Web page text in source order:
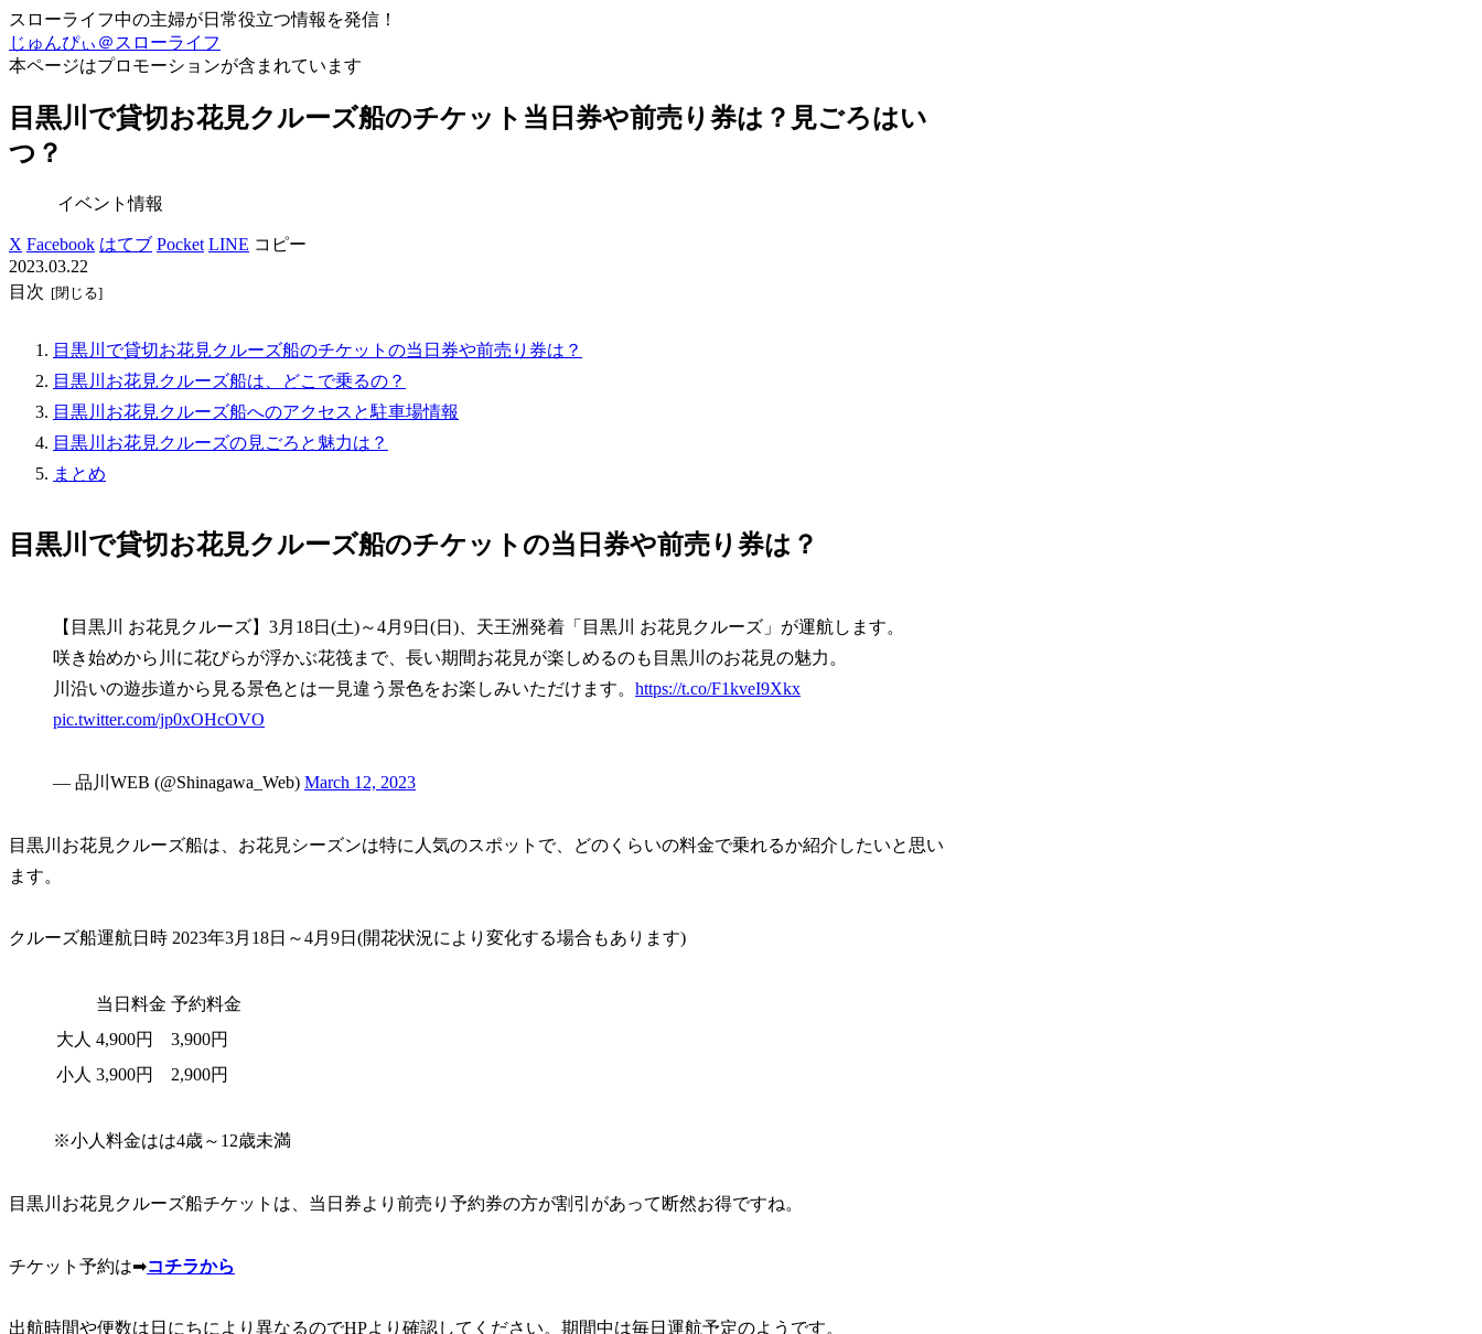
スローライフ中の主婦が日常役立つ情報を発信！
じゅんぴぃ＠スローライフ
本ページはプロモーションが含まれています
目黒川で貸切お花見クルーズ船のチケット当日券や前売り券は？見ごろはい
つ？
イベント情報
X Facebook はてブ Pocket LINE コピー
2023.03.22
目次
目黒川で貸切お花見クルーズ船のチケットの当日券や前売り券は？
目黒川お花見クルーズ船は、どこで乗るの？
目黒川お花見クルーズ船へのアクセスと駐車場情報
目黒川お花見クルーズの見ごろと魅力は？
まとめ
目黒川で貸切お花見クルーズ船のチケットの当日券や前売り券は？
【目黒川 お花見クルーズ】3月18日(土)～4月9日(日)、天王洲発着「目黒川 お花見クルーズ」が運航します。
咲き始めから川に花びらが浮かぶ花筏まで、長い期間お花見が楽しめるのも目黒川のお花見の魅力。
川沿いの遊歩道から見る景色とは一見違う景色をお楽しみいただけます。 https://t.co/F1kveI9Xkx
pic.twitter.com/jp0xOHcOVO
— 品川WEB (@Shinagawa_Web) March 12, 2023
目黒川お花見クルーズ船は、お花見シーズンは特に人気のスポットで、どのくらいの料金で乗れるか紹介したいと思い
ます。
クルーズ船運航日時 2023年3月18日～4月9日(開花状況により変化する場合もあります)
当日料金 予約料金
大人 4,900円
3,900円
小人 3,900円 2,900円
※小人料金はは4歳～12歳未満
目黒川お花見クルーズ船チケットは、当日券より前売り予約券の方が割引があって断然お得ですね。
チケット予約は➡コチラから
出航時間や便数は日にちにより異なるのでHPより確認してください。期間中は毎日運航予定のようです。